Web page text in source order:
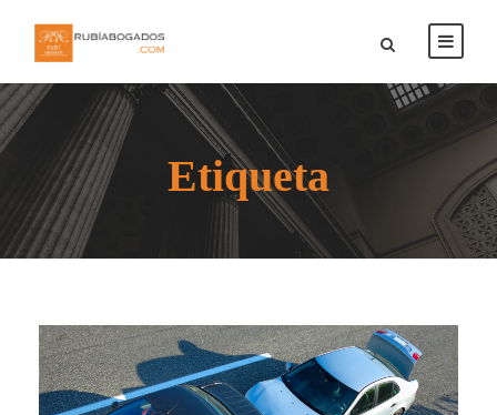
Etiqueta